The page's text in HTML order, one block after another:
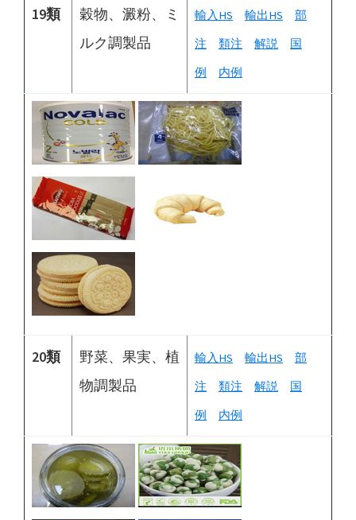
19類
穀物、澱粉、ミ
ルク調製品
輸入HS 輸出HS
部
注
類注 解説
国
例
内例
20類
野菜、果実、植
物調製品
輸入HS 輸出HS
部
注
類注 解説
国
例
内例